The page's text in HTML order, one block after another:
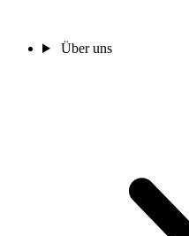
Über uns